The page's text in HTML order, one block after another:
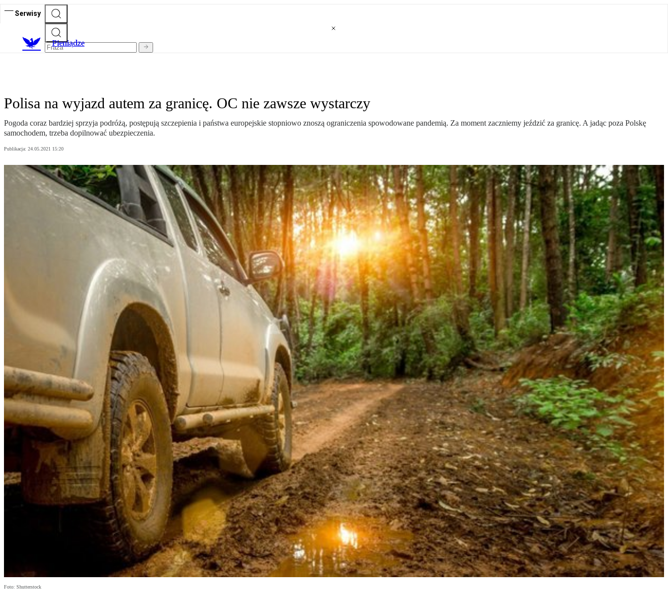
Serwisy
Pieniądze
Polisa na wyjazd autem za granicę. OC nie zawsze wystarczy
Pogoda coraz bardziej sprzyja podróżą, postępują szczepienia i państwa europejskie stopniowo znoszą ograniczenia spowodowane pandemią. Za moment zaczniemy jeździć za granicę. A jadąc poza Polskę
samochodem, trzeba dopilnować ubezpieczenia.
Publikacja: 24.05.2021 15:20
Foto: Shutterstock